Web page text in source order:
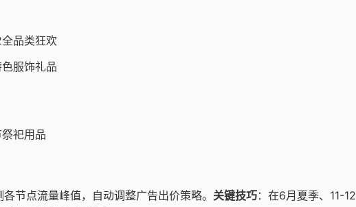
全品类狂欢
服饰礼品
祀用品
节点流量峰值，自动调整广告出价策略。 关键技巧：在6月夏季、11-